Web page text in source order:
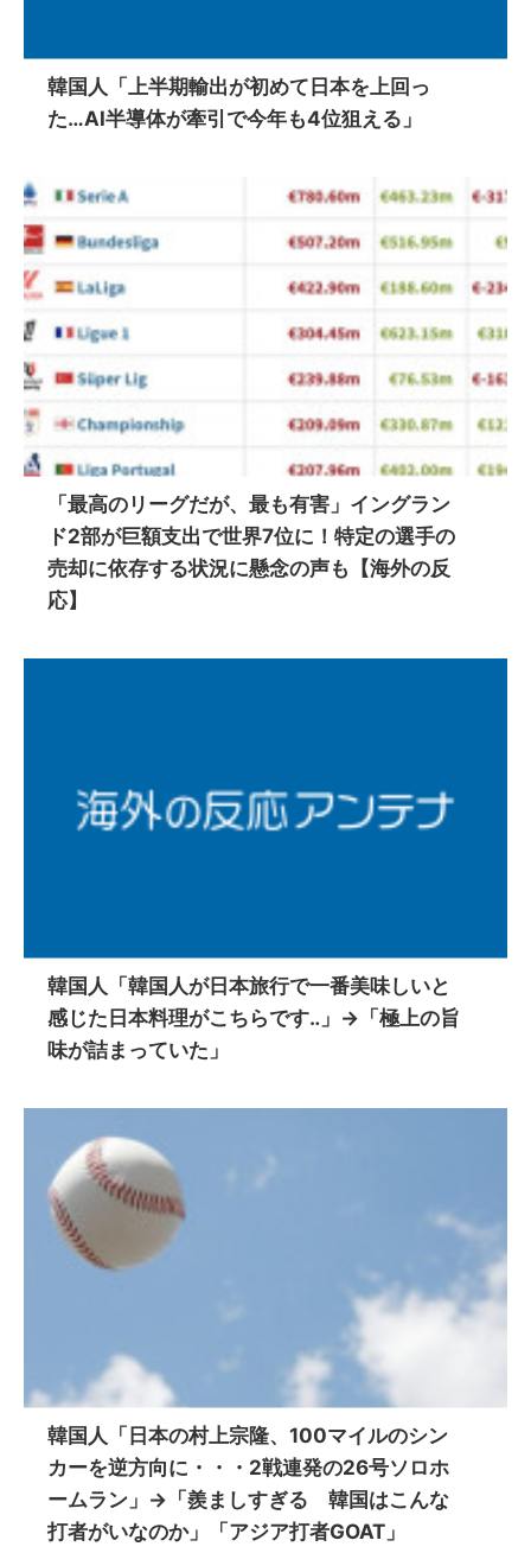
韓国人「上半期輸出が初めて日本を上回っ
た…AI半導体が牽引で今年も4位狙える」
「最高のリーグだが、最も有害」イングラン
ド2部が巨額支出で世界7位に！特定の選手の
売却に依存する状況に懸念の声も【海外の反
応】
韓国人「韓国人が日本旅行で一番美味しいと
感じた日本料理がこちらです‥」→「極上の旨
味が詰まっていた」
韓国人「日本の村上宗隆、100マイルのシン
カーを逆方向に・・・2戦連発の26号ソロホ
ームラン」→「羨ましすぎる 韓国はこんな
打者がいなのか」「アジア打者GOAT」